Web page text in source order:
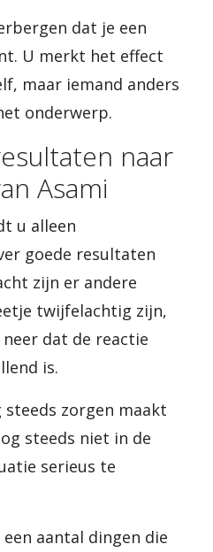
dat je een
U merkt het effect
maar iemand anders
onderwerp.
naar
Asami
u alleen
goede resultaten
zijn er andere
twijfelachtig zijn,
dat de reactie
is.
zorgen maakt
steeds niet in de
serieus te
aantal dingen die